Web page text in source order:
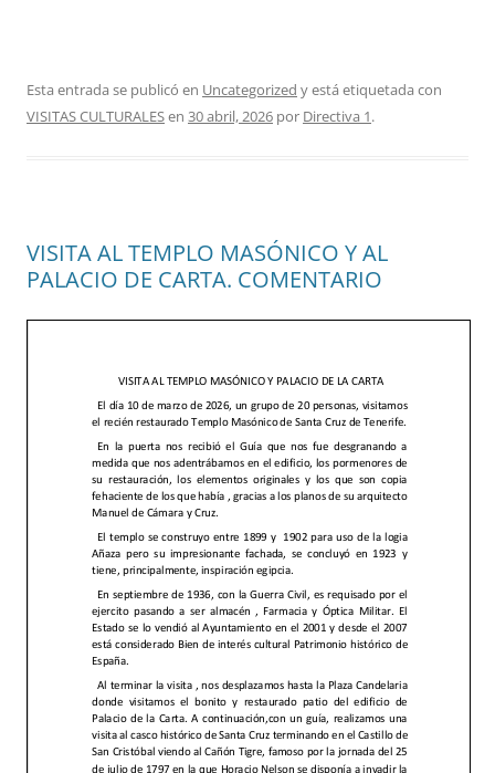
Esta entrada se publicó en Uncategorized y está etiquetada con
VISITAS CULTURALESen 30 abril, 2026 por Directiva 1.
VISITA AL TEMPLO MASÓNICO Y AL
PALACIO DE CARTA. COMENTARIO